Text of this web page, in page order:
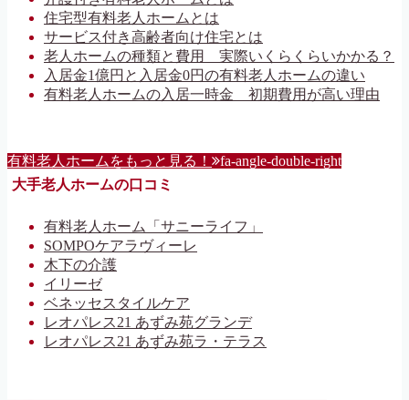
住宅型有料老人ホームとは
サービス付き高齢者向け住宅とは
老人ホームの種類と費用 実際いくらくらいかかる？
入居金1億円と入居金0円の有料老人ホームの違い
有料老人ホームの入居一時金 初期費用が高い理由
有料老人ホームをもっと見る！ fa-angle-double-right
大手老人ホームの口コミ
有料老人ホーム「サニーライフ」
SOMPOケアラヴィーレ
木下の介護
イリーゼ
ベネッセスタイルケア
レオパレス21 あずみ苑グランデ
レオパレス21 あずみ苑ラ・テラス